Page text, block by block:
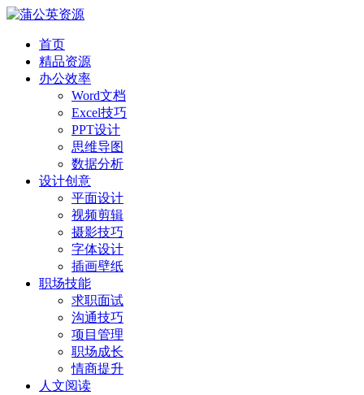
首页
精品资源
办公效率
Word文档
Excel技巧
PPT设计
思维导图
数据分析
设计创意
平面设计
视频剪辑
摄影技巧
字体设计
插画壁纸
职场技能
求职面试
沟通技巧
项目管理
职场成长
情商提升
人文阅读